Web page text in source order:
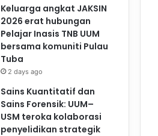
Keluarga angkat JAKSIN
2026 erat hubungan
Pelajar Inasis TNB UUM
bersama komuniti Pulau
Tuba
2 days ago
Sains Kuantitatif dan
Sains Forensik: UUM–
USM teroka kolaborasi
penyelidikan strategik